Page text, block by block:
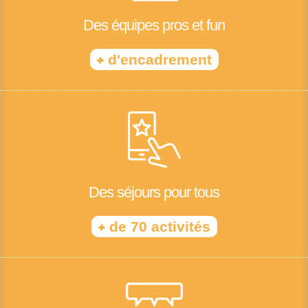
Des équipes pros et fun
+d'encadrement
Des séjours pour tous
+de 70 activités